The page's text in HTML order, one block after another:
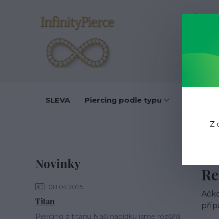
O nás
SLEVA Piercing podle typu
Novinky
08.04.2025
Titan
Piercing z titanu Naši nabídku jsme rozšířili
Z